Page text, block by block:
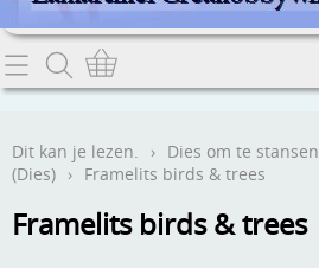
Home
Contact
Webwinkel
Dit kan je lezen. › Dies om te stansen
(Dies) › Framelits birds & trees
Framelits birds & trees